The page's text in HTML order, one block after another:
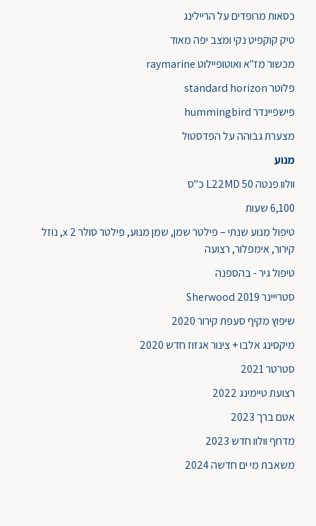
כסאות מרופדים על הריילינג
טיק קוקפיט נקי ומצב יפה מאוד
מכשור מז"א ואוטופיילוט raymarine
פלוטר standard horizon
פישפיינדר hummingbird
מצערת גבוהה על הפדסטול
מנוע
וולוו פנטה L22MD 50 כ"ס
6,100 שעות
טיפול מנוע שנתי – פילטר שמן, שמן מנוע, פילטר סולר x 2, נוזל
קירור, אימפלור, רצועה
טיפול גיר - בהספנה
סטרייינר Sherwood 2019
שיפוץ מקיף סעפת קירור 2020
מיקסינג אלבו + צינור אגזוז חדש 2020
סטרטר 2021
רצועת טיימינג 2022
אטם ברך 2023
מדחף וולוו חדש 2023
משאבת מי ים חדשה 2024